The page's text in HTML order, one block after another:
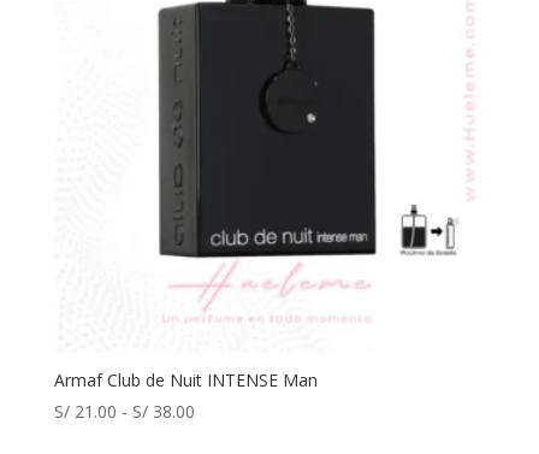
Armaf Club de Nuit INTENSE Man
S/21.00 - S/38.00Rango